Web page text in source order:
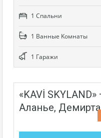
1 Cпальни
1 Bанные Kомнаты
1 Гаражи
«KAVİ
Аланье,